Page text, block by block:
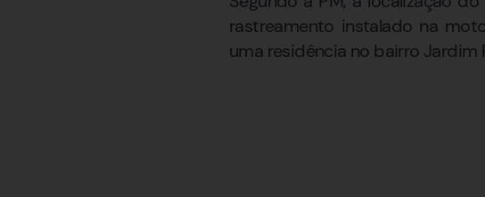
rastreamento instalado na
uma residência no bairro Jardim